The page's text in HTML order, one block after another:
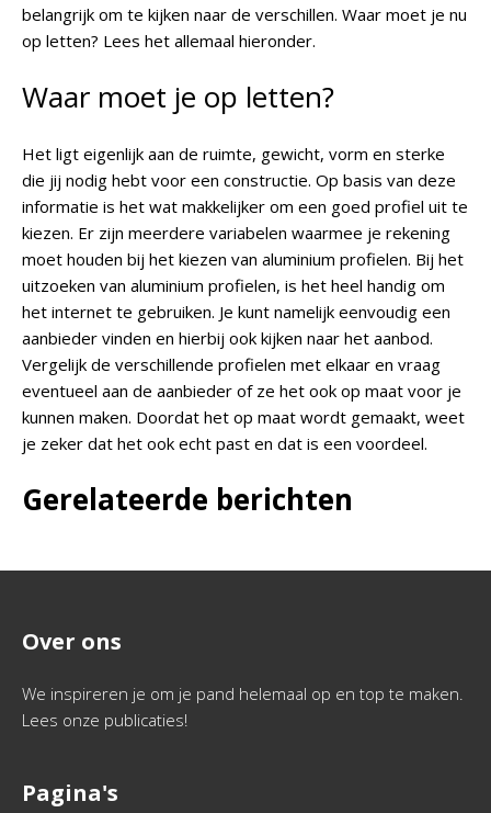
belangrijk om te kijken naar de verschillen. Waar moet je nu
op letten? Lees het allemaal hieronder.
Waar moet je op letten?
Het ligt eigenlijk aan de ruimte, gewicht, vorm en sterke
die jij nodig hebt voor een constructie. Op basis van deze
informatie is het wat makkelijker om een goed profiel uit te
kiezen. Er zijn meerdere variabelen waarmee je rekening
moet houden bij het kiezen van aluminium profielen. Bij het
uitzoeken van aluminium profielen, is het heel handig om
het internet te gebruiken. Je kunt namelijk eenvoudig een
aanbieder vinden en hierbij ook kijken naar het aanbod.
Vergelijk de verschillende profielen met elkaar en vraag
eventueel aan de aanbieder of ze het ook op maat voor je
kunnen maken. Doordat het op maat wordt gemaakt, weet
je zeker dat het ook echt past en dat is een voordeel.
Gerelateerde berichten
Over ons
We inspireren je om je pand helemaal op en top te maken.
Lees onze publicaties!
Pagina's